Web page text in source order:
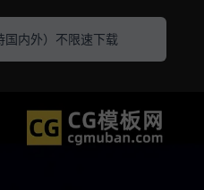
内外）不限速下载